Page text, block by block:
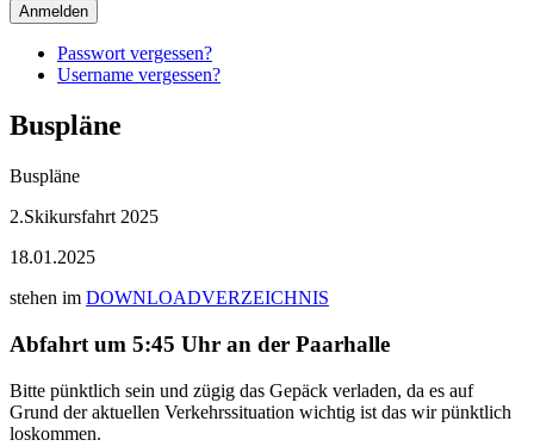
Passwort vergessen?
Username vergessen?
Buspläne
Buspläne
2.Skikursfahrt 2025
18.01.2025
stehen im DOWNLOADVERZEICHNIS
Abfahrt um 5:45 Uhr an der Paarhalle
Bitte pünktlich sein und zügig das Gepäck verladen, da es auf
Grund der aktuellen Verkehrssituation wichtig ist das wir pünktlich
loskommen.